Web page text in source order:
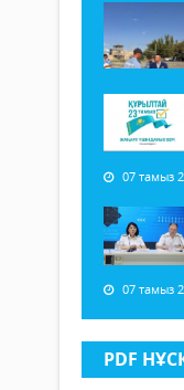
07 тамыз
07 тамыз
PDF